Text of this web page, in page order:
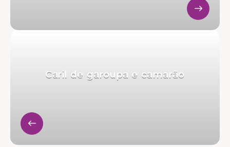
Caril de garoupa e camarão